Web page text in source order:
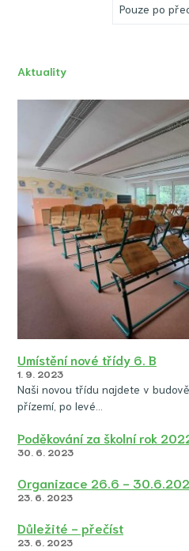
Pouze po
Aktuality
Umístění nové třídy 6. B
1. 9. 2023
Naši novou třídu najdete v
přízemí, po levé…
Poděkování za školní rok
30. 6. 2023
Organizace 26.6 -
23. 6. 2023
Důležité - přečíst
23. 6. 2023